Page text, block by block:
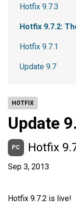
HOTFIX
Update
PC Hotfix
Sep 3, 2013
Hotfix 9.7.2 is live!
Hotfix 9.7.3
Hotfix 9.7.2:
Hotfix 9.7.1
Update 9.7